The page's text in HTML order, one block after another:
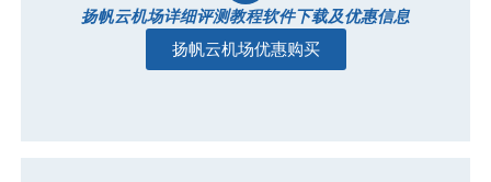
扬帆云机场详细评测教程软件下载及优惠信息
扬帆云机场优惠购买